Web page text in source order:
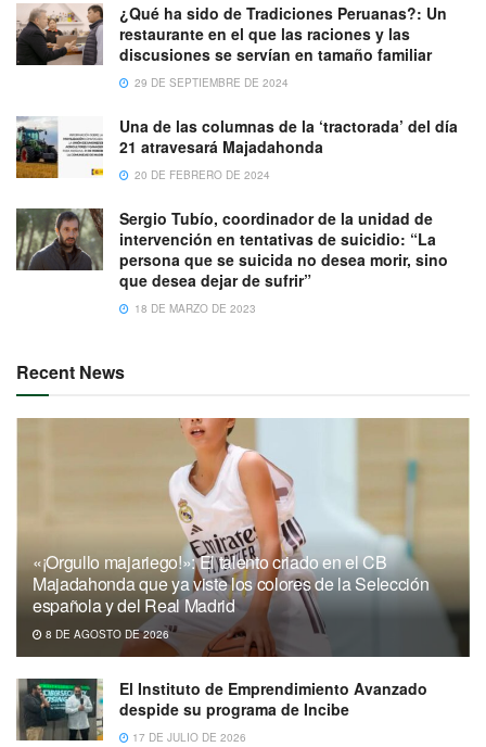
¿Qué ha sido de Tradiciones Peruanas?: Un
restaurante en el que las raciones y las
discusiones se servían en tamaño familiar
29 DE SEPTIEMBRE DE 2024
Una de las columnas de la ‘tractorada’ del día
21 atravesará Majadahonda
20 DE FEBRERO DE 2024
Sergio Tubío, coordinador de la unidad de
intervención en tentativas de suicidio: “La
persona que se suicida no desea morir, sino
que desea dejar de sufrir”
18 DE MARZO DE 2023
Recent News
«¡Orgullo majariego!»: El talento criado en el CB
Majadahonda que ya viste los colores de la Selección
española y del Real Madrid
8 DE AGOSTO DE 2026
El Instituto de Emprendimiento Avanzado
despide su programa de Incibe
17 DE JULIO DE 2026